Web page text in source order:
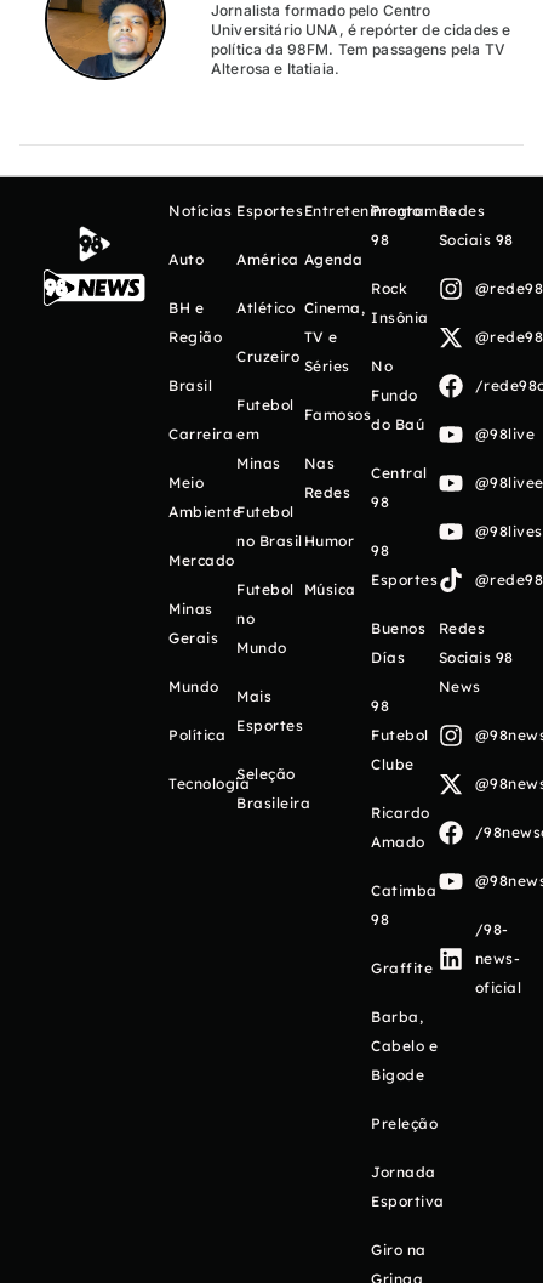
Jornalista formado pelo Centro
Universitário UNA, é repórter de cidades e
política da 98FM. Tem passagens pela TV
Alterosa e Itatiaia.
Notícias
Auto
BH e
Região
Brasil
Carreira
Meio
Ambiente
Mercado
Minas
Gerais
Mundo
Política
Tecnologia
Esportes
América
Atlético
Cruzeiro
Futebol
em
Minas
Futebol
no Brasil
Futebol
no
Mundo
Mais
Esportes
Seleção
Brasileira
Entretenimento
Agenda
Cinema,
TV e
Séries
Famosos
Nas
Redes
Humor
Música
Programas
98
Rock
Insônia
No
Fundo
do Baú
Central
98
98
Esportes
Buenos
Días
98
Futebol
Clube
Ricardo
Amado
Catimba
98
Graffite
Barba,
Cabelo e
Bigode
Preleção
Jornada
Esportiva
Giro na
Gringa
Redes
Sociais 98
/
@98live
Redes
Sociais 98
News
/
/98-
news-
oficial